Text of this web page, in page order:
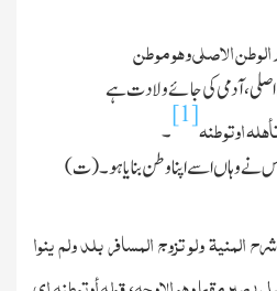
الوطن الاصلی وھو موطن
، آدمی کی جائے ولادت ہے
اوتوطنہ[1]۔
نے وہاں اسے اپنا وطن بنایا ہو ۔ (ت)
المنیۃ ولو تزوج المسافر بلد ولم ینوا